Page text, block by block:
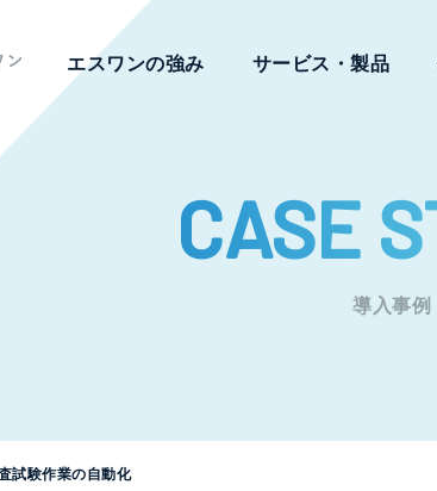
エスワンの強み サービス・製品
CASE
導入事例
試験作業の自動化